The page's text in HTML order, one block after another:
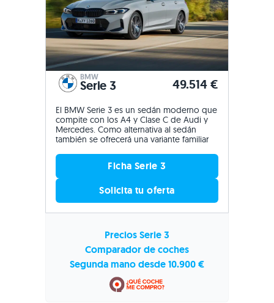
BMW
Serie 3 49.514 €
El BMW Serie 3 es un sedán moderno que
compite con los A4 y Clase C de Audi y
Mercedes. Como alternativa al sedán
también se ofrecerá una variante familiar
Ficha Serie 3
Solicita tu oferta
Precios Serie 3
Comparador de coches
Segunda mano desde 10.900 €